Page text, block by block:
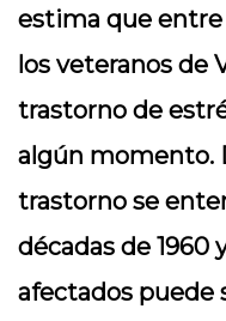
estima que entre
los veteranos de
trastorno de
algún momento.
trastorno se
décadas de 1960
afectados puede